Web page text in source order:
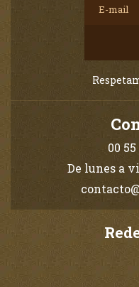
00
De lunes a